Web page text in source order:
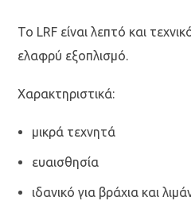
Το LRF είναι λεπτό και
ελαφρύ εξοπλισμό.
Χαρακτηριστικά:
μικρά τεχνητά
ευαισθησία
ιδανικό για βράχια και